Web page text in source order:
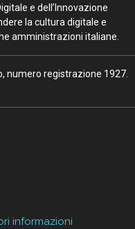
e dell’Innovazione
la cultura digitale e
amministrazioni italiane.
numero registrazione 1927.
informazioni